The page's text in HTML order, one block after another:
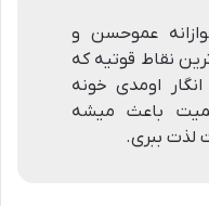
عموحسن و
نقاط قوتیه که
اومدی خونه
باعث میشه
لذت ببری.